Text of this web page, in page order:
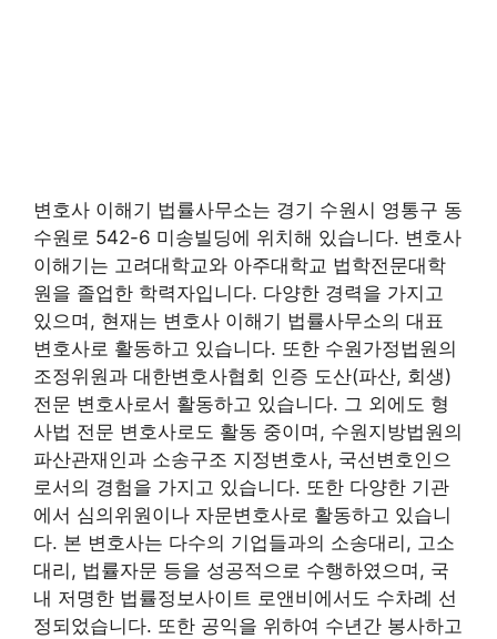
변호사 이해기 법률사무소는 경기 수원시 영통구 동
수원로 542-6 미송빌딩에 위치해 있습니다. 변호사
이해기는 고려대학교와 아주대학교 법학전문대학
원을 졸업한 학력자입니다. 다양한 경력을 가지고
있으며, 현재는 변호사 이해기 법률사무소의 대표
변호사로 활동하고 있습니다. 또한 수원가정법원의
조정위원과 대한변호사협회 인증 도산(파산, 회생)
전문 변호사로서 활동하고 있습니다. 그 외에도 형
사법 전문 변호사로도 활동 중이며, 수원지방법원의
파산관재인과 소송구조 지정변호사, 국선변호인으
로서의 경험을 가지고 있습니다. 또한 다양한 기관
에서 심의위원이나 자문변호사로 활동하고 있습니
다. 본 변호사는 다수의 기업들과의 소송대리, 고소
대리, 법률자문 등을 성공적으로 수행하였으며, 국
내 저명한 법률정보사이트 로앤비에서도 수차례 선
정되었습니다. 또한 공익을 위하여 수년간 봉사하고